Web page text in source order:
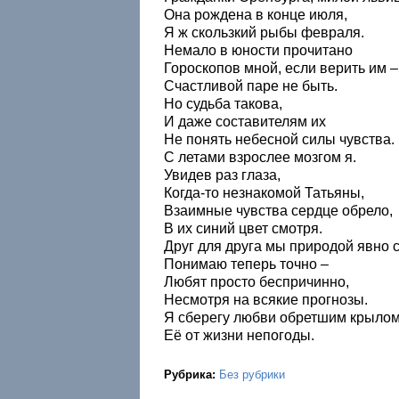
Она рождена в конце июля,
Я ж скользкий рыбы февраля.
Немало в юности прочитано
Гороскопов мной, если верить им –
Счастливой паре не быть.
Но судьба такова,
И даже составителям их
Не понять небесной силы чувства.
С летами взрослее мозгом я.
Увидев раз глаза,
Когда-то незнакомой Татьяны,
Взаимные чувства сердце обрело,
В их синий цвет смотря.
Друг для друга мы природой явно
Понимаю теперь точно –
Любят просто беспричинно,
Несмотря на всякие прогнозы.
Я сберегу любви обретшим крылом
Её от жизни непогоды.
Рубрика: Без рубрики